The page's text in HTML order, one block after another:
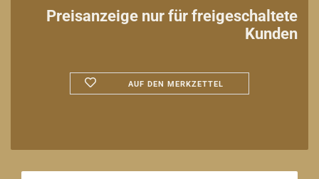
Preisanzeige nur für freigeschaltete
Kunden
AUF DEN MERKZETTEL